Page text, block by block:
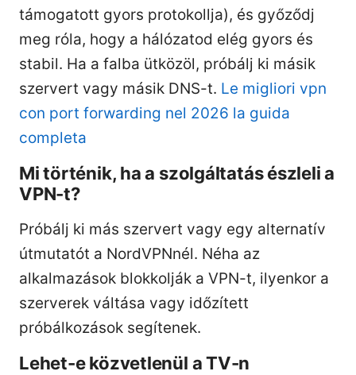
támogatott gyors protokollja), és győződj
meg róla, hogy a hálózatod elég gyors és
stabil. Ha a falba ütközöl, próbálj ki másik
szervert vagy másik DNS-t. Le migliori vpn
con port forwarding nel 2026 la guida
completa
Mi történik, ha a szolgáltatás észleli a
VPN-t?
Próbálj ki más szervert vagy egy alternatív
útmutatót a NordVPNnél. Néha az
alkalmazások blokkolják a VPN-t, ilyenkor a
szerverek váltása vagy időzített
próbálkozások segítenek.
Lehet-e közvetlenül a TV-n